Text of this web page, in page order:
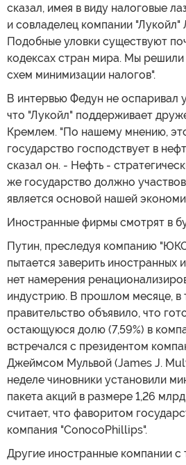
сказал, имея в виду налоговые
и совладелец компании
Подобные уловки существуют
кодексах стран мира. Мы решили
схем минимизации налогов".
В интервью Федун не оспаривал
что "Лукойл" поддерживает
Кремлем. "По нашему мнению,
государство господствует в
сказал он. - Нефть -
же государство должно
является основой нашей
Иностранные фирмы смотрят в
Путин, преследуя компанию
пытается заверить иностранных
нет намерения
индустрию. В прошлом месяце, в
правительство объявило, что
остающуюся долю (7,59%) в
встречался с президентом
Джеймсом Мульвой (James J.
неделе чиновники установили
пакета акций в размере 1,26
считает, что фаворитом
компания "ConocoPhillips".
Другие иностранные компании